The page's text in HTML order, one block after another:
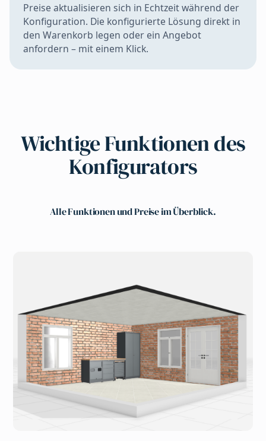
Preise aktualisieren sich in Echtzeit während der
Konfiguration. Die konfigurierte Lösung direkt in
den Warenkorb legen oder ein Angebot
anfordern – mit einem Klick.
Wichtige Funktionen des
Konfigurators
Alle Funktionen und Preise im Überblick.